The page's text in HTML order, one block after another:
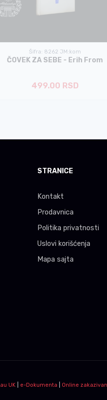
Šifra: 8262 JM:kom
ČOVEK ZA SEBE - Erih From
499.00 RSD
STRANICE
Kontakt
Prodavnica
Politika privatnosti
Uslovi korišćenja
Mapa sajta
UK e-Dokumenta Online